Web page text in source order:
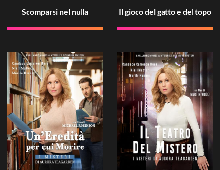
Scomparsi nel nulla Il gioco del gatto e del topo